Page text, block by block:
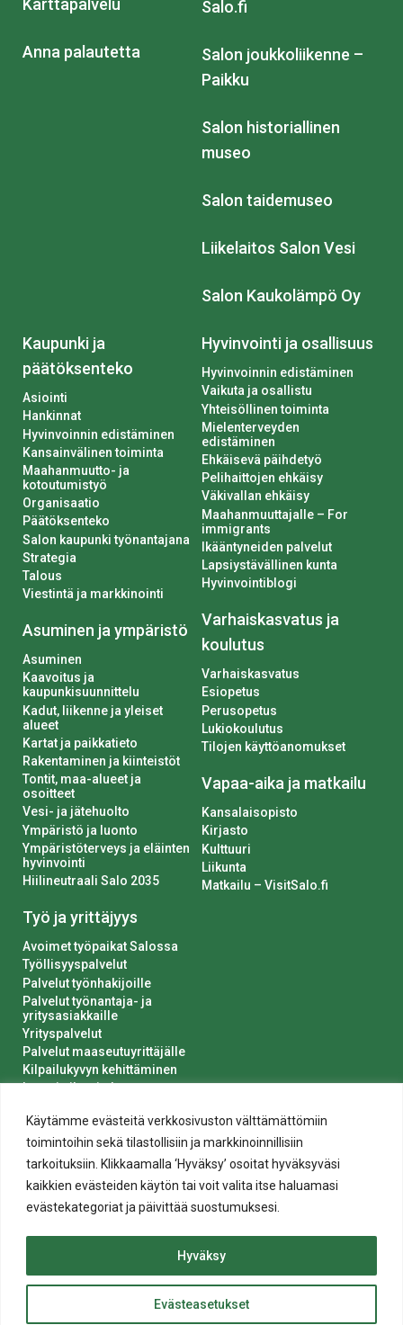
Käytämme evästeitä verkkosivuston välttämättömiin
toimintoihin sekä tilastollisiin ja markkinoinnillisiin
tarkoituksiin. Klikkaamalla ‘Hyväksy’ osoitat hyväksyväsi
kaikkien evästeiden käytön tai voit valita itse haluamasi
evästekategoriat ja päivittää suostumuksesi.
Evästeasetukset
Hyväksy
Karttapalvelu
Anna palautetta
Salo.fi
Salon joukkoliikenne –
Paikku
Salon historiallinen
museo
Salon taidemuseo
Liikelaitos Salon Vesi
Salon Kaukolämpö Oy
Kaupunki ja
päätöksenteko
Asiointi
Hankinnat
Hyvinvoinnin edistäminen
Kansainvälinen toiminta
Maahanmuutto- ja
kotoutumistyö
Organisaatio
Päätöksenteko
Salon kaupunki työnantajana
Strategia
Talous
Viestintä ja markkinointi
Asuminen ja ympäristö
Asuminen
Kaavoitus ja
kaupunkisuunnittelu
Kadut, liikenne ja yleiset
alueet
Kartat ja paikkatieto
Rakentaminen ja kiinteistöt
Tontit, maa-alueet ja
osoitteet
Vesi- ja jätehuolto
Ympäristö ja luonto
Ympäristöterveys ja eläinten
hyvinvointi
Hiilineutraali Salo 2035
Työ ja yrittäjyys
Avoimet työpaikat Salossa
Työllisyyspalvelut
Palvelut työnhakijoille
Palvelut työnantaja- ja
yritysasiakkaille
Yrityspalvelut
Palvelut maaseutuyrittäjälle
Kilpailukyvyn kehittäminen
Luvat ja ilmoitukset
Hyvinvointi ja osallisuus
Hyvinvoinnin edistäminen
Vaikuta ja osallistu
Yhteisöllinen toiminta
Mielenterveyden
edistäminen
Ehkäisevä päihdetyö
Pelihaittojen ehkäisy
Väkivallan ehkäisy
Maahanmuuttajalle – For
immigrants
Ikääntyneiden palvelut
Lapsiystävällinen kunta
Hyvinvointiblogi
Varhaiskasvatus ja
koulutus
Varhaiskasvatus
Esiopetus
Perusopetus
Lukiokoulutus
Tilojen käyttöanomukset
Vapaa-aika ja matkailu
Kansalaisopisto
Kirjasto
Kulttuuri
Liikunta
Matkailu – VisitSalo.fi
Saavutettavuusseloste